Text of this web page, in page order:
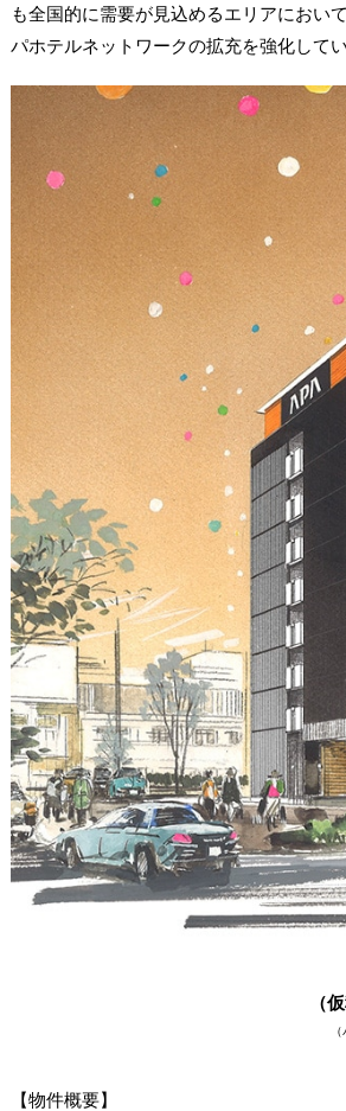
も全国的に需要が見込めるエリアにおい
パホテルネットワークの拡充を強化してい
（
【物件概要】